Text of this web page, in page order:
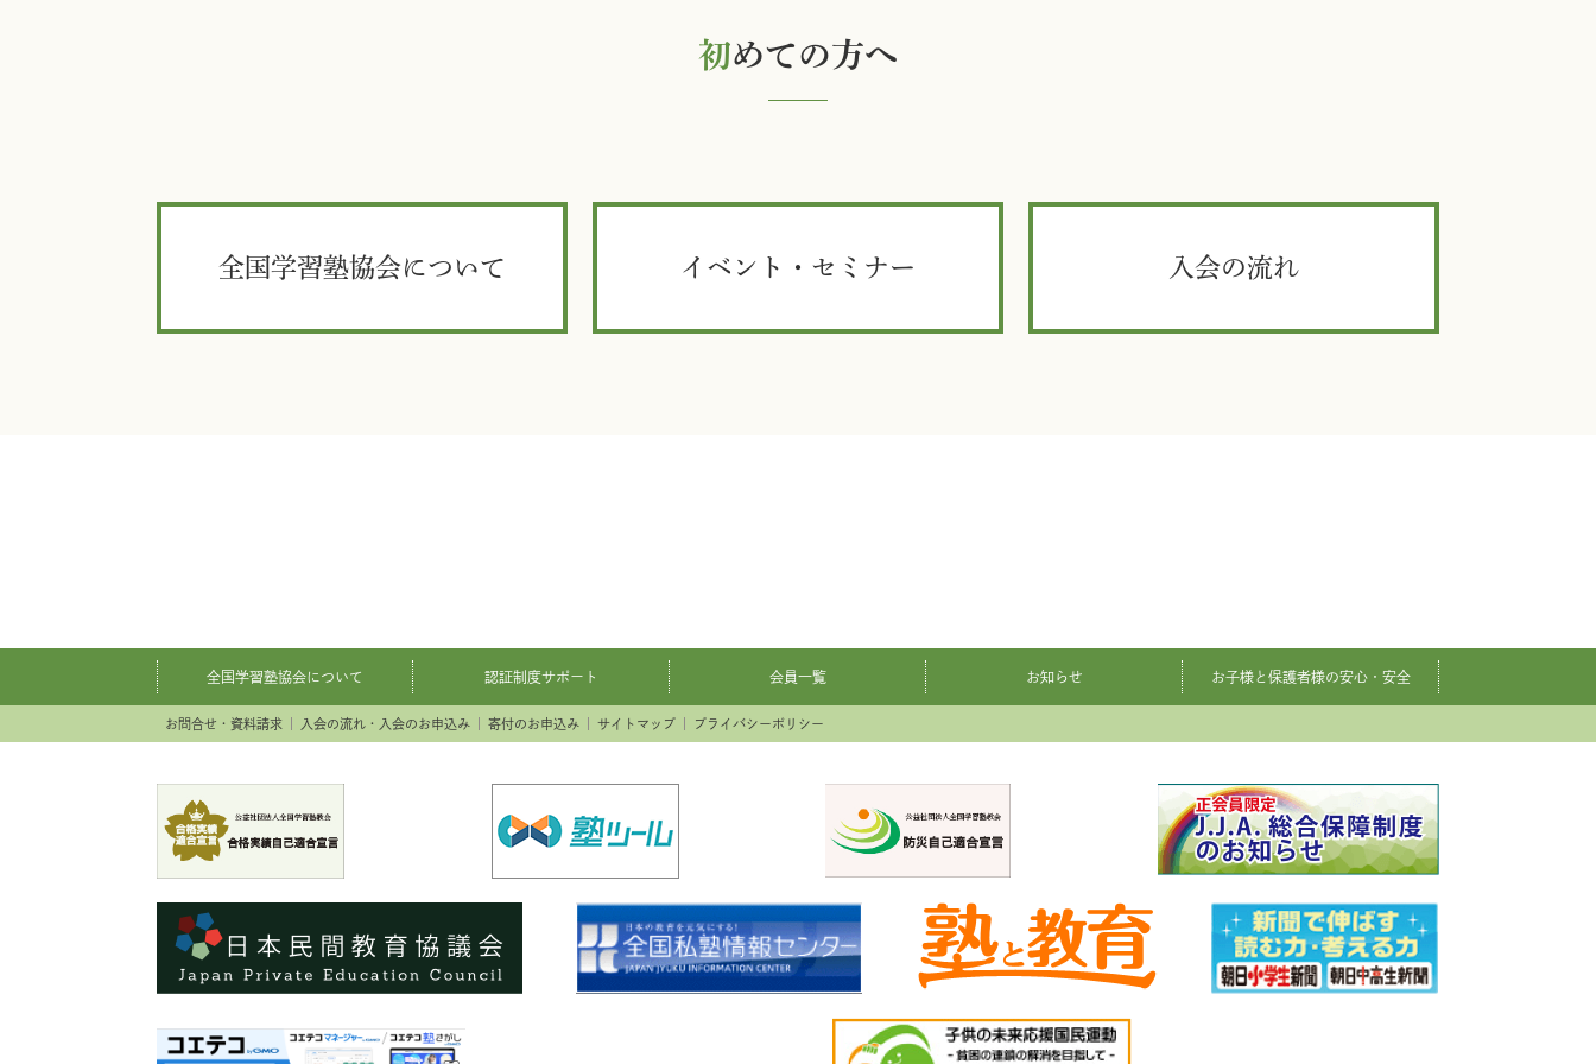
初めての方へ
全国学習塾協会について イベント・セミナー 入会の流れ
全国学習塾協会について 認証制度サポート 会員一覧 お知らせ お子様と保護者様の安心・安全
お問合せ・資料請求 入会の流れ・入会のお申込み 寄付のお申込み サイトマップ プライバシーポリシー